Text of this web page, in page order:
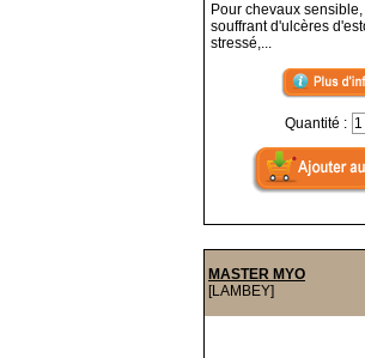
Pour chevaux
souffrant d'ulcères
stressé,...
Quantité :
MASTER MYO
[LAMBEY]